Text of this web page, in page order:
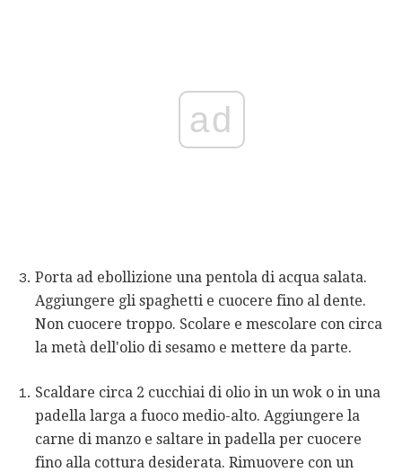
ad
Porta ad ebollizione una pentola di acqua salata.
Aggiungere gli spaghetti e cuocere fino al dente.
Non cuocere troppo. Scolare e mescolare con circa
la metà dell'olio di sesamo e mettere da parte.
Scaldare circa 2 cucchiai di olio in un wok o in una
padella larga a fuoco medio-alto. Aggiungere la
carne di manzo e saltare in padella per cuocere
fino alla cottura desiderata. Rimuovere con un